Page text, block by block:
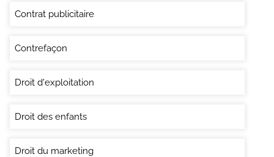
Contrat publicitaire
Contrefaçon
Droit d'exploitation
Droit des enfants
Droit du marketing